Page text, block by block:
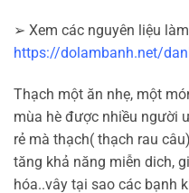
➢ Xem các nguyên liệu
https://dolambanh.net/
Thạch một ăn nhẹ, một
mùa hè được nhiều người
rẻ mà thạch( thạch rau
tăng khả năng miễn dich,
hóa..vây tại sao các bạnh